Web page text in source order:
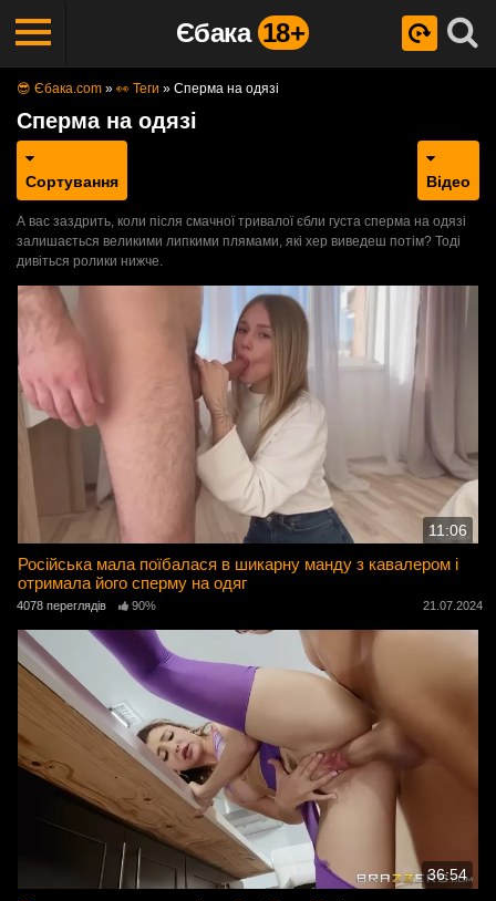
Єбака 18+
😎 Єбака.com » 👀 Теги » Сперма на одязі
Сперма на одязі
Сортування Відео
А вас заздрить, коли після смачної тривалої єбли густа сперма на одязі
залишається великими липкими плямами, які хер виведеш потім? Тоді
дивіться ролики нижче.
11:06
Російська мала поїбалася в шикарну манду з кавалером і
отримала його сперму на одяг
4078 переглядів 90% 21.07.2024
36:54